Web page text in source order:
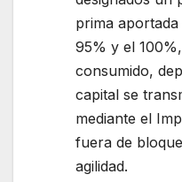
prima
95% y el
consumido,
capital se
mediante el
fuera de
agilidad.